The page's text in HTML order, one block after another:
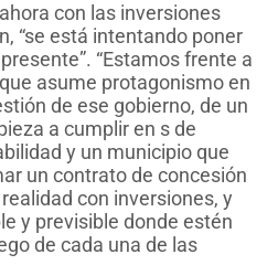
con las inversiones
“se está intentando poner
“Estamos frente a
asume protagonismo en
de ese gobierno, de un
a cumplir en s de
y un municipio que
un contrato de concesión
con inversiones, y
y previsible donde estén
de cada una de las